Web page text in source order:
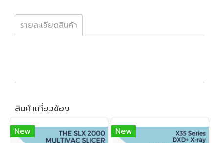
รายละเอียดสินค้า
สินค้าเกี่ยวข้อง
New New